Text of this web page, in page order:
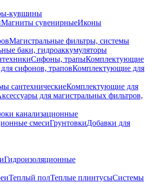
кувшины
Магниты сувенирныеИконы
Магистральные фильтры, системы
баки, гидроаккумуляторы
Сифоны, трапыКомплектующие
сифонов, траповКомплектующие для
сантехническиеКомплектующие для
для магистральных фильтров,
канализационные
смесиГрунтовкиДобавки для
Гидроизоляционные
Теплый полТеплые плинтусыСистемы